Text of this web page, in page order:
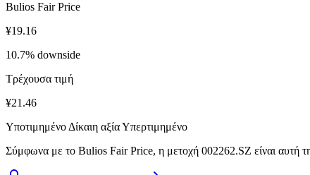
Bulios Fair Price
¥19.16
10.7% downside
Τρέχουσα τιμή
¥21.46
Υποτιμημένο Δίκαιη αξίαΥπερτιμημένο
Σύμφωνα με το Bulios Fair Price, η μετοχή 002262.SZ είναι αυτή